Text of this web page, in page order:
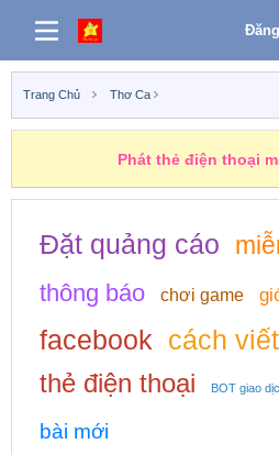
Trang Chủ Thơ Ca
Phát thẻ điện thoại
Đặt quảng cáo
thông báo chơi game
facebook cách
thẻ điện thoại BOT giao
bài mới